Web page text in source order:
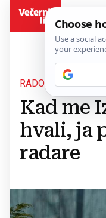
RADONČIĆ
Kad me
hvali, ja
radare